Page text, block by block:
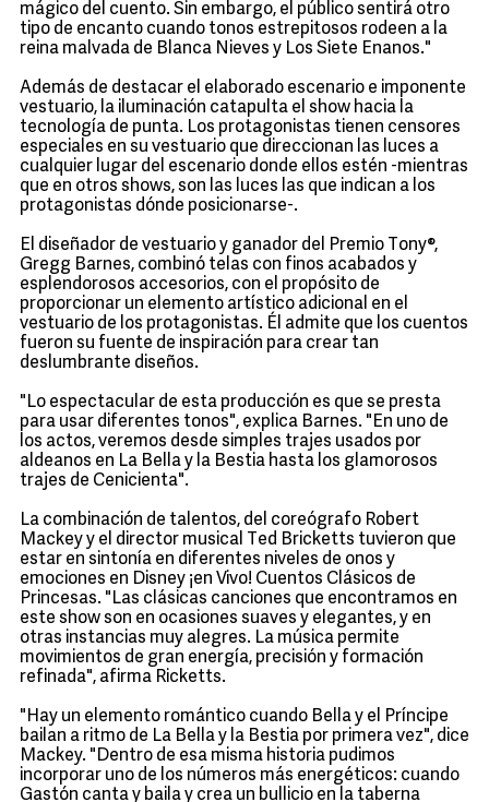
mágico del cuento. Sin embargo, el público sentirá otro
tipo de encanto cuando tonos estrepitosos rodeen a la
reina malvada de Blanca Nieves y Los Siete Enanos."
Además de destacar el elaborado escenario e imponente
vestuario, la iluminación catapulta el show hacia la
tecnología de punta. Los protagonistas tienen censores
especiales en su vestuario que direccionan las luces a
cualquier lugar del escenario donde ellos estén -mientras
que en otros shows, son las luces las que indican a los
protagonistas dónde posicionarse-.
El diseñador de vestuario y ganador del Premio Tony®,
Gregg Barnes, combinó telas con finos acabados y
esplendorosos accesorios, con el propósito de
proporcionar un elemento artístico adicional en el
vestuario de los protagonistas. Él admite que los cuentos
fueron su fuente de inspiración para crear tan
deslumbrante diseños.
"Lo espectacular de esta producción es que se presta
para usar diferentes tonos", explica Barnes. "En uno de
los actos, veremos desde simples trajes usados por
aldeanos en La Bella y la Bestia hasta los glamorosos
trajes de Cenicienta".
La combinación de talentos, del coreógrafo Robert
Mackey y el director musical Ted Bricketts tuvieron que
estar en sintonía en diferentes niveles de onos y
emociones en Disney ¡en Vivo! Cuentos Clásicos de
Princesas. "Las clásicas canciones que encontramos en
este show son en ocasiones suaves y elegantes, y en
otras instancias muy alegres. La música permite
movimientos de gran energía, precisión y formación
refinada", afirma Ricketts.
"Hay un elemento romántico cuando Bella y el Príncipe
bailan a ritmo de La Bella y la Bestia por primera vez", dice
Mackey. "Dentro de esa misma historia pudimos
incorporar uno de los números más energéticos: cuando
Gastón canta y baila y crea un bullicio en la taberna